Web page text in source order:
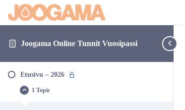
Joogama Online Tunnit Vuosipassi
Etusivu – 2026
Collapse
Etusivu1 Topic